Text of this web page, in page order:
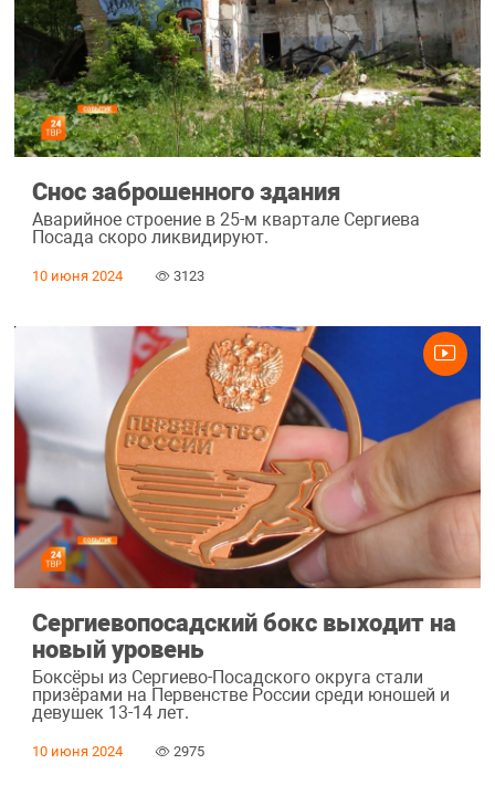
Снос заброшенного здания
Аварийное строение в 25-м квартале Сергиева
Посада скоро ликвидируют.
10 июня 2024 3123
Сергиевопосадский бокс выходит на
новый уровень
Боксёры из Сергиево-Посадского округа стали
призёрами на Первенстве России среди юношей и
девушек 13-14 лет.
10 июня 2024 2975